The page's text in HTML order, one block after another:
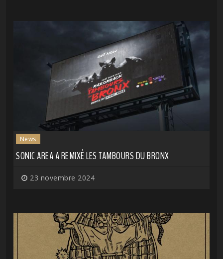
News
SONIC AREA A REMIXÉ LES TAMBOURS DU BRONX
23 novembre 2024